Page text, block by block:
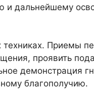
и дальнейшему
техниках. Приемы
проявить
демонстрация
благополучию.